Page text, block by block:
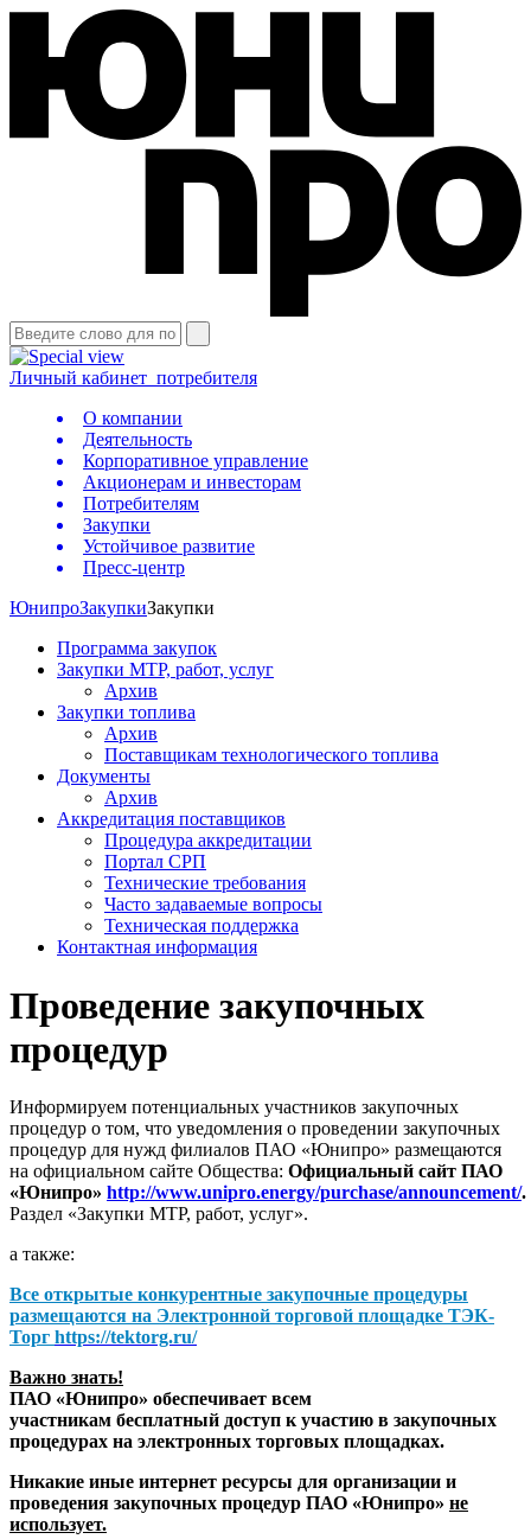
Личный кабинет потребителя
О компании
Деятельность
Корпоративное управление
Акционерам и инвесторам
Потребителям
Закупки
Устойчивое развитие
Пресс-центр
ЮнипроЗакупкиЗакупки
Программа закупок
Закупки МТР, работ, услуг
Архив
Закупки топлива
Архив
Поставщикам технологического топлива
Документы
Архив
Аккредитация поставщиков
Процедура аккредитации
Портал СРП
Технические требования
Часто задаваемые вопросы
Техническая поддержка
Контактная информация
Проведение закупочных
процедур
Информируем потенциальных участников закупочных
процедур о том, что уведомления о проведении закупочных
процедур для нужд филиалов ПАО «Юнипро» размещаются
на официальном сайте Общества: Официальный сайт ПАО
«Юнипро» http://www.unipro.energy/purchase/announcement/.
Раздел «Закупки МТР, работ, услуг».
а также:
Все открытые конкурентные закупочные процедуры
размещаются на Электронной торговой площадке ТЭК-
Торг https://tektorg.ru/
Важно знать!
ПАО «Юнипро» обеспечивает всем
участникам бесплатный доступ к участию в закупочных
процедурах на электронных торговых площадках.
Никакие иные интернет ресурсы для организации и
проведения закупочных процедур ПАО «Юнипро» не
использует.